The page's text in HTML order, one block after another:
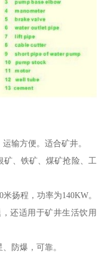
输方便。适合矿井。
矿、铁矿、煤矿抢险、工
扬程，功率为140KW。
还适用于矿井生活饮用
防爆，可靠。